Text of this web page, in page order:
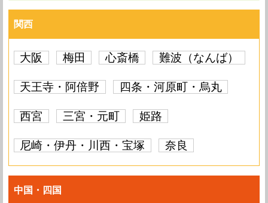
関西
大阪 梅田 心斎橋 難波（なんば）
天王寺・阿倍野 四条・河原町・烏丸
西宮 三宮・元町 姫路
尼崎・伊丹・川西・宝塚 奈良
中国・四国